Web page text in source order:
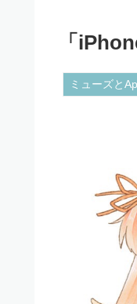
「
ミューズと